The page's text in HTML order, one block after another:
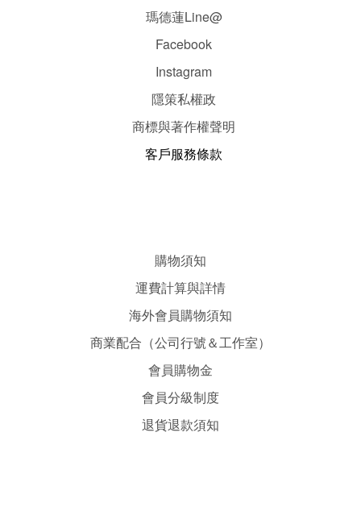
瑪德蓮Line@
Facebook
Instagram
隱策私權政
商標與著作權聲明
客戶服務條款
購物須知
運費計算與詳情
海外會員購物須知
商業配合（公司行號＆工作室）
會員購物金
會員分級制度
退貨退款須知